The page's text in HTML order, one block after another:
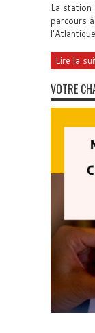
La station
parcours
l'Atlantique
Lire la
VOTRE